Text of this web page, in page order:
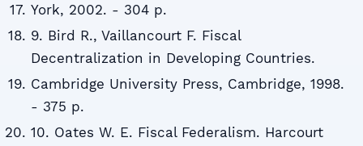
York, 2002. - 304 p.
9. Bird R., Vaillancourt F. Fiscal
Decentralization in Developing Countries.
Cambridge University Press, Cambridge, 1998.
- 375 p.
10. Oates W. E. Fiscal Federalism. Harcourt